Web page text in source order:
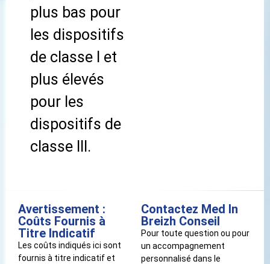
plus bas pour
les dispositifs
de classe I et
plus élevés
pour les
dispositifs de
classe III.
Avertissement :
Coûts Fournis à
Titre Indicatif
Les coûts indiqués ici sont
fournis à titre indicatif et
Contactez Med In
Breizh Conseil
Pour toute question ou pour
un accompagnement
personnalisé dans le